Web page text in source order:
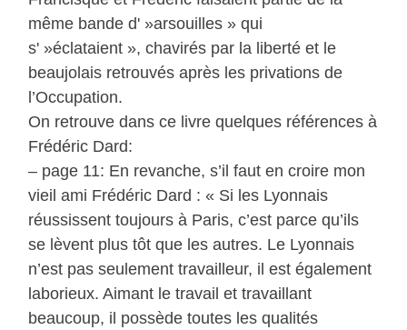
même bande d' »arsouilles » qui
s' »éclataient », chavirés par la liberté et le
beaujolais retrouvés après les privations de
l’Occupation.
On retrouve dans ce livre quelques références à
Frédéric Dard:
– page 11: En revanche, s’il faut en croire mon
vieil ami Frédéric Dard : « Si les Lyonnais
réussissent toujours à Paris, c’est parce qu’ils
se lèvent plus tôt que les autres. Le Lyonnais
n’est pas seulement travailleur, il est également
laborieux. Aimant le travail et travaillant
beaucoup, il possède toutes les qualités